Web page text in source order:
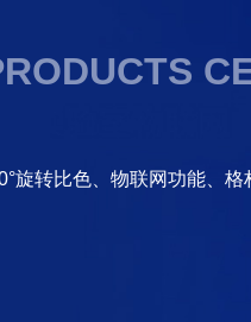
旋转比色、物联网功能、